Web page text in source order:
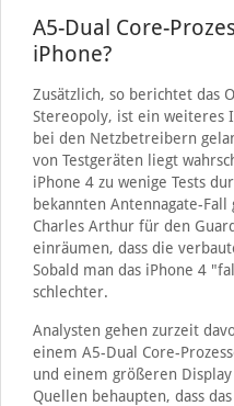
A5-Dual Core-
iPhone?
Zusätzlich, so berichtet das
Stereopoly, ist ein weiteres
bei den Netzbetreibern
von Testgeräten liegt
iPhone 4 zu wenige Tests
bekannten Antennagate-
Charles Arthur für den
einräumen, dass die
Sobald man das iPhone 4
schlechter.
Analysten gehen zurzeit
einem A5-Dual Core-
und einem größeren
Quellen behaupten, dass